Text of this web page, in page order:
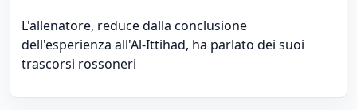
L'allenatore, reduce dalla conclusione
dell'esperienza all'Al-Ittihad, ha parlato dei suoi
trascorsi rossoneri